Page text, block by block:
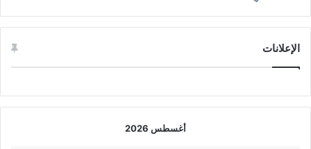
الإعلانات
أغسطس 2026